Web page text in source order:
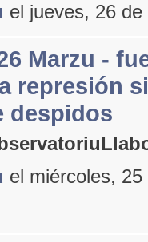
el jueves, 26
Marzu -
represión
despidos
el miércoles,